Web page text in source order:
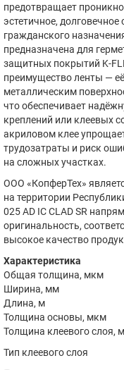
предотвращает
эстетичное,
гражданского
предназначена для
защитных покрытий K-
преимущество ленты —
металлическим
что обеспечивает
креплений или клеевых
акриловом клее
трудозатраты и риск
на сложных участках.
ООО «КопферТех»
на территории
025 AD IC CLAD SR
оригинальность,
высокое качество
Характеристика
Общая толщина, мкм
Ширина, мм
Длина, м
Толщина основы, мкм
Толщина клеевого слоя,
Тип клеевого слоя